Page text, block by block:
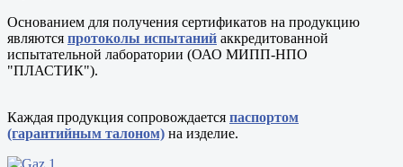
Основанием для получения сертификатов на продукцию
являются протоколы испытаний аккредитованной
испытательной лаборатории (ОАО МИПП-НПО
"ПЛАСТИК").
Каждая продукция сопровождается паспортом
(гарантийным талоном) на изделие.